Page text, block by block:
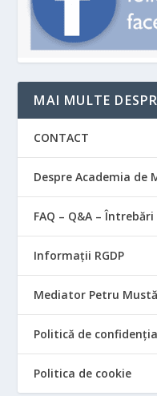
MAI MULTE
CONTACT
Despre Academia de
FAQ – Q&A –
Informații RGDP
Mediator Petru
Politică de
Politica de cookie